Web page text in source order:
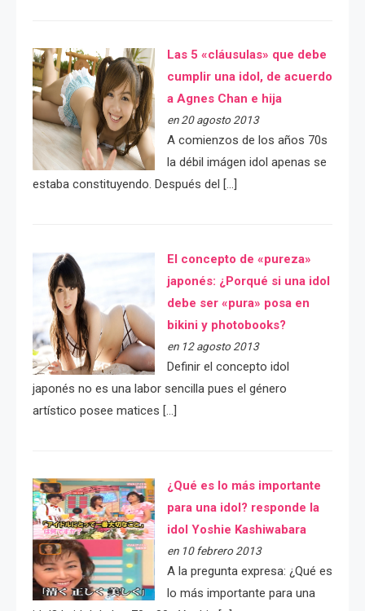
Las 5 «cláusulas» que debe
cumplir una idol, de acuerdo
a Agnes Chan e hija
en 20 agosto 2013
A comienzos de los años 70s
la débil imágen idol apenas se
estaba constituyendo. Después del […]
El concepto de «pureza»
japonés: ¿Porqué si una idol
debe ser «pura» posa en
bikini y photobooks?
en 12 agosto 2013
Definir el concepto idol
japonés no es una labor sencilla pues el género
artístico posee matices […]
¿Qué es lo más importante
para una idol? responde la
idol Yoshie Kashiwabara
en 10 febrero 2013
A la pregunta expresa: ¿Qué es
lo más importante para una